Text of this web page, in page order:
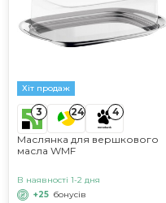
Хіт продаж
3 24 4
Маслянка для вершкового
масла WMF
В наявності 1-2 дня
+25 бонусів